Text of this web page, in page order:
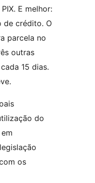
E melhor:
de crédito. O
parcela no
outras
15 dias.
do
os